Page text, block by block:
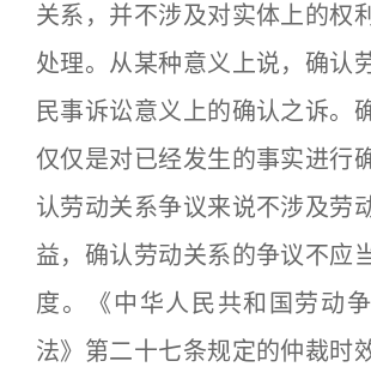
关系，并不涉及对实体上的权
处理。从某种意义上说，确认
民事诉讼意义上的确认之诉。
仅仅是对已经发生的事实进行
认劳动关系争议来说不涉及劳
益，确认劳动关系的争议不应
度。《中华人民共和国劳动
法》第二十七条规定的仲裁时